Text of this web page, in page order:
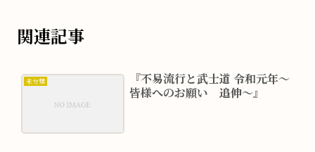
関連記事
未分類
『不易流行と武士道 令和元年～
皆様へのお願い 追伸～』